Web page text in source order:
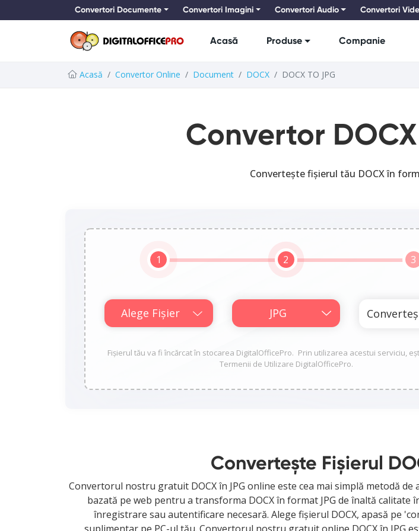
Convertori Documente Convertori Imagini Convertori Audio Convertori
Acasă Produse Companie
Acasă Convertor Online Document DOCX DOCX TO JPG
Convertor
Convertește fișierul tău DOCX în
1
Alege Fișier
2 3
Fișierul tău va fi încărcat în stocarea DigitalOfficePro. Prin utilizarea acestui serviciu,
Termenii de Utilizare DigitalOfficePro.
Convertește Fișierul
Convertorul nostru gratuit DOCX în JPG online este cea mai simplă metodă
bazată pe web pentru a transforma DOCX în format JPG de înaltă
înregistrare sau autentificare necesară. Alege fișierul DOCX, apasă pe